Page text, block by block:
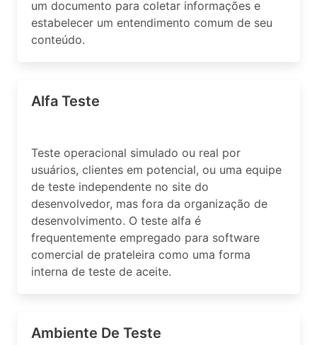
um documento para coletar informações e
estabelecer um entendimento comum de seu
conteúdo.
Alfa Teste
Teste operacional simulado ou real por
usuários, clientes em potencial, ou uma equipe
de teste independente no site do
desenvolvedor, mas fora da organização de
desenvolvimento. O teste alfa é
frequentemente empregado para software
comercial de prateleira como uma forma
interna de teste de aceite.
Ambiente De Teste